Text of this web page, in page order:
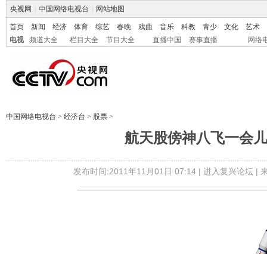
央视网 中国网络电视台 网站地图
首页 新闻 经济 体育 综艺 春晚 戏曲 音乐 科教 青少 文化
艺术
电视
频道大全 栏目大全 节目大全 直播中国 赛事直播 网络
中国网络电视台 > 经济台 > 股票 >
航天股傍神八飞一会儿
发布时间:2011年11月01日 07:14 | 进入复兴论坛|